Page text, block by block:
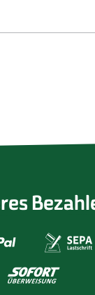
im
für ihre